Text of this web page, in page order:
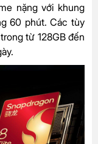
nặng với khung
60 phút. Các tùy
từ 128GB đến